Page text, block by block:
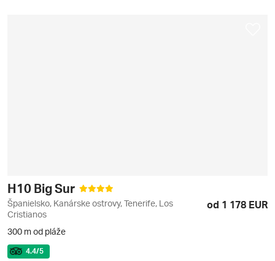
H10 Big Sur
Španielsko, Kanárske ostrovy, Tenerife, Los
Cristianos
od 1 178 EUR
300 m od pláže
4.4/5